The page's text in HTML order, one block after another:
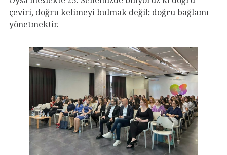
çeviri, doğru kelimeyi bulmak değil; doğru bağlamı
yönetmektir.